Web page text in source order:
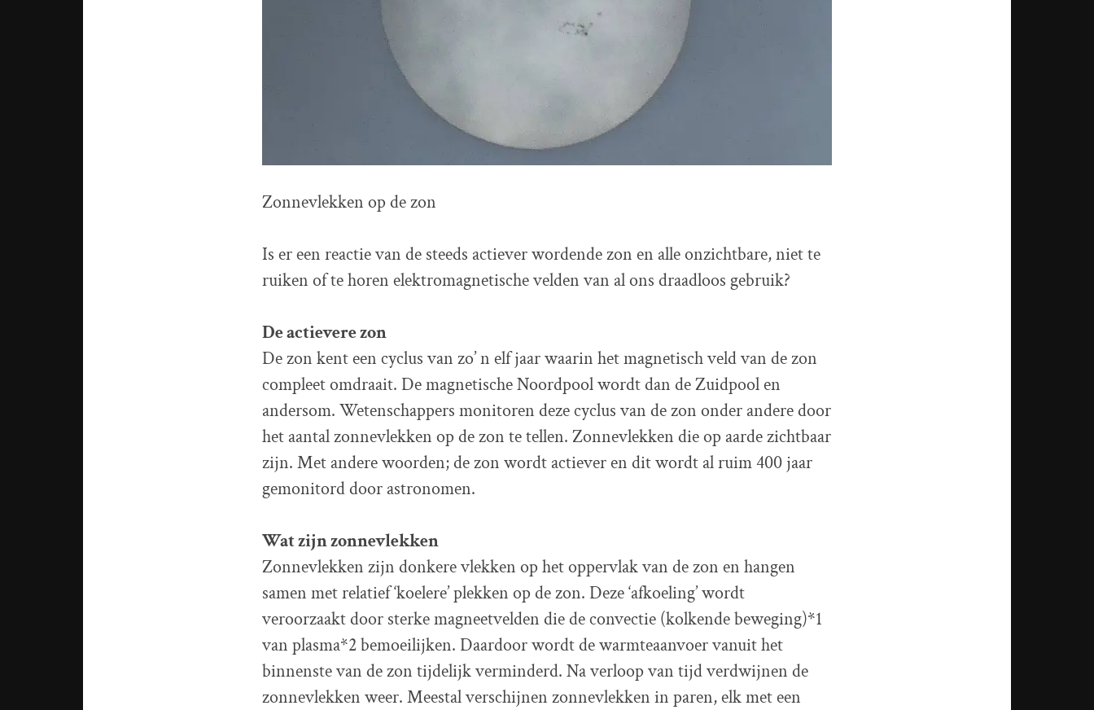
Zonnevlekken op de zon
Is er een reactie van de steeds actiever wordende zon en alle onzichtbare, niet te
ruiken of te horen elektromagnetische velden van al ons draadloos gebruik?
De actievere zon
De zon kent een cyclus van zo’ n elf jaar waarin het magnetisch veld van de zon
compleet omdraait. De magnetische Noordpool wordt dan de Zuidpool en
andersom. Wetenschappers monitoren deze cyclus van de zon onder andere door
het aantal zonnevlekken op de zon te tellen. Zonnevlekken die op aarde zichtbaar
zijn. Met andere woorden; de zon wordt actiever en dit wordt al ruim 400 jaar
gemonitord door astronomen.
Wat zijn zonnevlekken
Zonnevlekken zijn donkere vlekken op het oppervlak van de zon en hangen
samen met relatief ‘koelere’ plekken op de zon. Deze ‘afkoeling’ wordt
veroorzaakt door sterke magneetvelden die de convectie (kolkende beweging)*1
van plasma*2 bemoeilijken. Daardoor wordt de warmteaanvoer vanuit het
binnenste van de zon tijdelijk verminderd. Na verloop van tijd verdwijnen de
zonnevlekken weer. Meestal verschijnen zonnevlekken in paren, elk met een